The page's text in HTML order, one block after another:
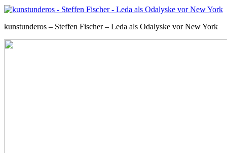
kunstunderos – Steffen Fischer – Leda als Odalyske vor New York